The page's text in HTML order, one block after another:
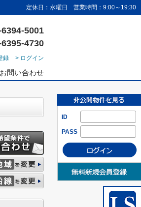
定休日：水曜日 営業時間：9:00～19:30
5001
4730
録 > ログイン
お問い合わせ
ID
PASS